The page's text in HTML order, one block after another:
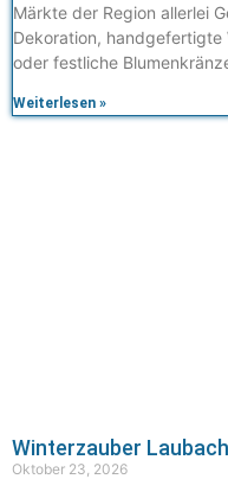
Märkte der Region allerlei
Dekoration, handgefertigte
oder festliche
Weiterlesen »
Winterzauber Laubach
Oktober 23, 2026